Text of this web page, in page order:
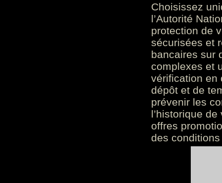
Choisissez
l’Autorité
protection de
sécurisées et
bancaires sur
complexes et
vérification en
dépôt et de
prévenir les
l’historique
offres
des